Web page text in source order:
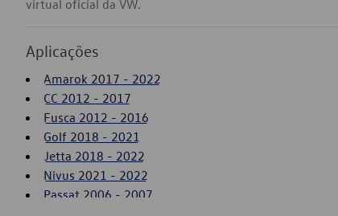
virtual oficial da VW.
Aplicações
Amarok 2017 - 2022
CC 2012 - 2017
Fusca 2012 - 2016
Golf 2018 - 2021
Jetta 2018 - 2022
Nivus 2021 - 2022
Passat 2006 - 2007